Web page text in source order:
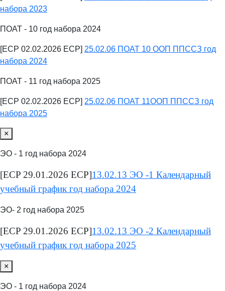
набора 2023
ПОАТ - 10 год набора 2024
[ECP 02.02.2026 ECP] 25.02.06 ПОАТ 10 ООП ППССЗ год
набора 2024
ПОАТ - 11 год набора 2025
[ECP 02.02.2026 ECP] 25.02.06 ПОАТ 11ООП ППССЗ год
набора 2025
×
ЭО - 1 год набора 2024
[ECP 29.01.2026 ECP]13.02.13 ЭО -1 Календарный
учебный график год набора 2024
ЭО- 2 год набора 2025
[ECP 29.01.2026 ECP]13.02.13 ЭО -2 Календарный
учебный график год набора 2025
×
ЭО - 1 год набора 2024